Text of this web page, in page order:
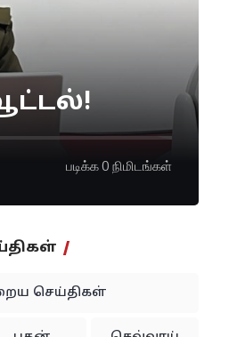
படிக்க 0 நிமிடங்கள்
செய்திகள்